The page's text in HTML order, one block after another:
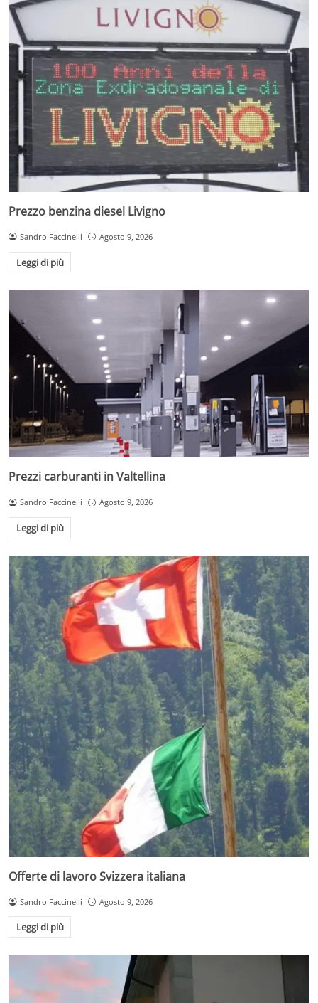
Prezzo benzina diesel Livigno
Sandro Faccinelli Agosto 9, 2026
Leggi di più
Prezzi carburanti in Valtellina
Sandro Faccinelli Agosto 9, 2026
Leggi di più
Offerte di lavoro Svizzera italiana
Sandro Faccinelli Agosto 9, 2026
Leggi di più